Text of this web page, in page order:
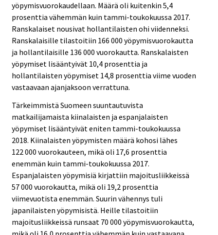
yöpymisvuorokaudellaan. Määrä oli kuitenkin 5,4
prosenttia vähemmän kuin tammi-toukokuussa 2017.
Ranskalaiset nousivat hollantilaisten ohi viidenneksi.
Ranskalaisille tilastoitiin 166 000 yöpymisvuorokautta
ja hollantilaisille 136 000 vuorokautta. Ranskalaisten
yöpymiset lisääntyivät 10,4 prosenttia ja
hollantilaisten yöpymiset 14,8 prosenttia viime vuoden
vastaavaan ajanjaksoon verrattuna.
Tärkeimmistä Suomeen suuntautuvista
matkailijamaista kiinalaisten ja espanjalaisten
yöpymiset lisääntyivät eniten tammi-toukokuussa
2018. Kiinalaisten yöpymisten määrä kohosi lähes
122 000 vuorokauteen, mikä oli 17,6 prosenttia
enemmän kuin tammi-toukokuussa 2017.
Espanjalaisten yöpymisiä kirjattiin majoitusliikkeissä
57 000 vuorokautta, mikä oli 19,2 prosenttia
viimevuotista enemmän. Suurin vähennys tuli
japanilaisten yöpymisistä. Heille tilastoitiin
majoitusliikkeissä runsaat 70 000 yöpymisvuorokautta,